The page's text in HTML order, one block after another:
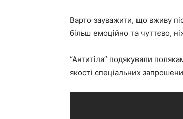
Варто зауважити, що вживу
більш емоційно та чуттєво,
“Антитіла” подякували
якості спеціальних